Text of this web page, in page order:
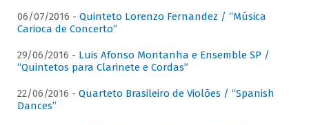
06/07/2016 - Quinteto Lorenzo Fernandez / “Música
Carioca de Concerto”
29/06/2016 - Luis Afonso Montanha e Ensemble SP /
“Quintetos para Clarinete e Cordas”
22/06/2016 - Quarteto Brasileiro de Violões / “Spanish
Dances”